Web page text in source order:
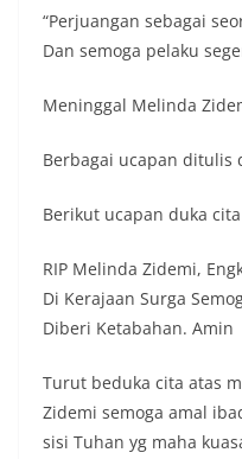
“Perjuangan sebagai
Dan semoga pelaku
Meninggal Melinda
Berbagai ucapan ditulis
Berikut ucapan duka
RIP Melinda Zidemi,
Di Kerajaan Surga
Diberi Ketabahan. Amin
Turut beduka cita atas
Zidemi semoga amal
sisi Tuhan yg maha